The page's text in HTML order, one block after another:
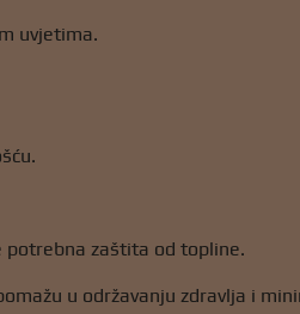
uvjetima.
potrebna zaštita od topline.
u održavanju zdravlja i